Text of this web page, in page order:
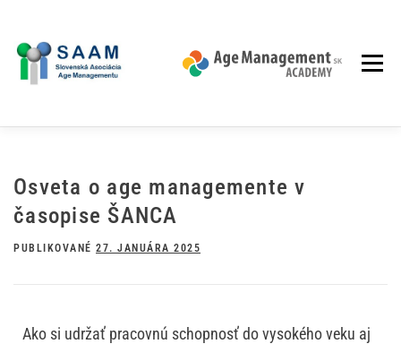
Menu
PROJEKTY AKTUALITY ČLÁNKY A VIDEÁ
Osveta o age managemente v
časopise ŠANCA
PUBLIKOVANÉ 27. JANUÁRA 2025
Ako si udržať pracovnú schopnosť do vysokého veku aj